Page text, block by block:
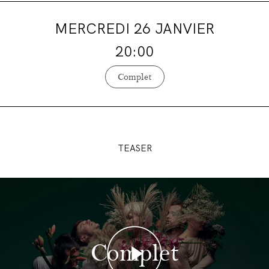
MERCREDI 26 JANVIER
20:00
Complet
TEASER
Complet
Complet